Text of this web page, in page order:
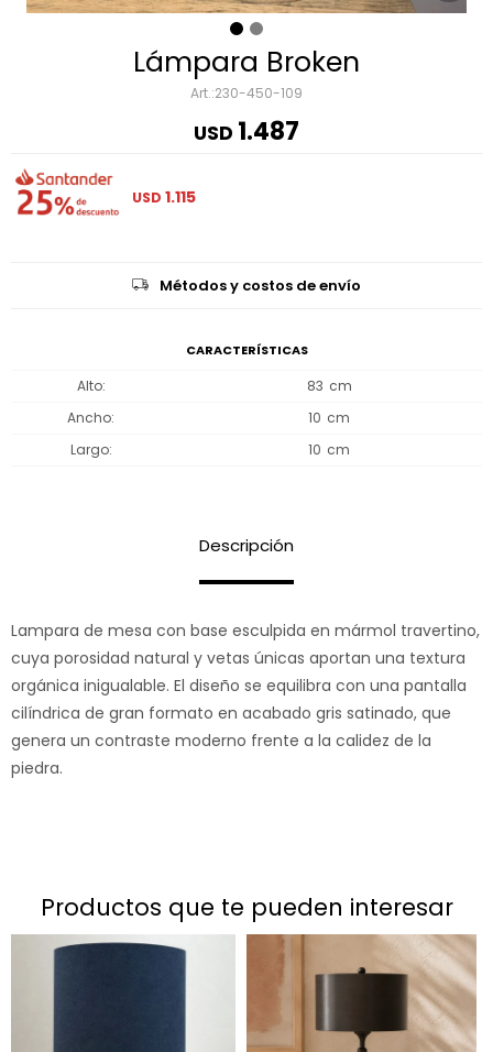
Lámpara Broken
230-450-109
USD 1.487
USD 1.115
Métodos y costos de envío
CARACTERÍSTICAS
Alto
83
Ancho
10
Largo
10
Descripción
Lampara de mesa con base esculpida en mármol travertino,
cuya porosidad natural y vetas únicas aportan una textura
orgánica inigualable. El diseño se equilibra con una pantalla
cilíndrica de gran formato en acabado gris satinado, que
genera un contraste moderno frente a la calidez de la
piedra.
productos que te pueden interesar